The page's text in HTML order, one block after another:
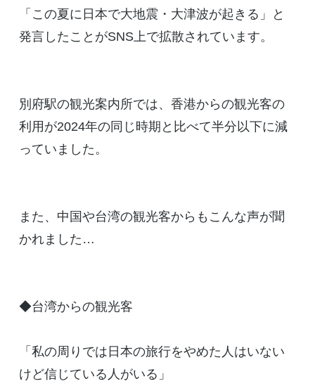
「この夏に日本で大地震・大津波が起きる」と
発言したことがSNS上で拡散されています。
別府駅の観光案内所では、香港からの観光客の
利用が2024年の同じ時期と比べて半分以下に減
っていました。
また、中国や台湾の観光客からもこんな声が聞
かれました…
◆台湾からの観光客
「私の周りでは日本の旅行をやめた人はいない
けど信じている人がいる」